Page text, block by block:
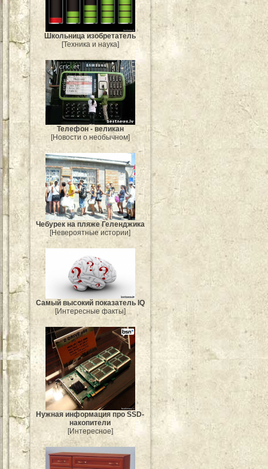
Школьница изобретатель
[Техника и наука]
Телефон - великан
[Новости о необычном]
Чебурек на пляже Геленджика
[Невероятные истории]
Самый высокий показатель IQ
[Интересные факты]
Нужная информация про SSD-
накопители
[Интересное]